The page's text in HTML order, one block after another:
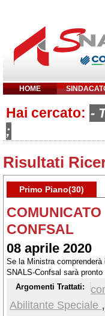
HOME
Hai cercato: -
;
Risultati
Primo Piano(30)
CONFSAL
08 aprile 2020
Se la Ministra
SNALS-Confsal sarà
misure propedeutiche al
Argomenti Trattati:
Abilitante Speciale ,